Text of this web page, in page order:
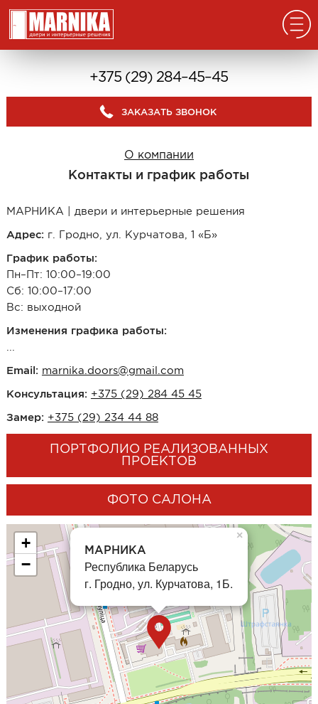
Входные двери
В дом с окном
В дом без окна
Классические в квартиру
С декоративными панелями
С зеркалом
Под отделку
Образцы входные
Двери и интерьерные решения
Массив
Экошпон
Скрытые
Эмаль
Шпонированные
Стеклянные/зеркальные
Двери-книги
Маятниковые
Межкомнатные перегородки
Стеновые панели
Порталы
Образцы межкомнатные
Фурнитура
+375 (29) 284–45–45
ЗАКАЗАТЬ ЗВОНОК
О компании
Контакты и график работы
МАРНИКА | двери и интерьерные решения
Адрес: г. Гродно, ул. Курчатова, 1 «Б»
График работы:
Пн–Пт: 10:00–19:00
Сб: 10:00–17:00
Вс: выходной
Изменения графика работы:
Email: marnika.doors@gmail.com
Консультация: +375 (29) 284 45 45
Замер: +375 (29) 234 44 88
ПОРТФОЛИО РЕАЛИЗОВАННЫХ
ПРОЕКТОВ
ФОТО САЛОНА
МАРНИКА
Республика Беларусь
г. Гродно, ул. Курчатова, 1Б.
×
+
−